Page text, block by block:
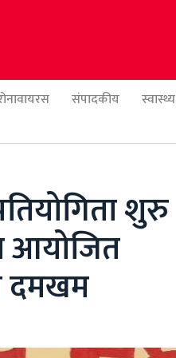
संपादकीय स्वास्थ्य
शुरु
आयोजित
दमखम